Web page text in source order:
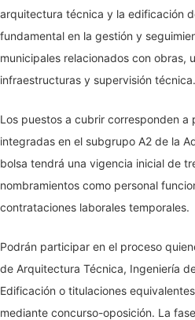
arquitectura técnica y la edificación
fundamental en la gestión y
municipales relacionados con obras,
infraestructuras y supervisión técnica.
Los puestos a cubrir corresponden a
integradas en el subgrupo A2 de la
bolsa tendrá una vigencia inicial de
nombramientos como personal
contrataciones laborales temporales.
Podrán participar en el proceso
de Arquitectura Técnica, Ingeniería
Edificación o titulaciones
mediante concurso-oposición. La